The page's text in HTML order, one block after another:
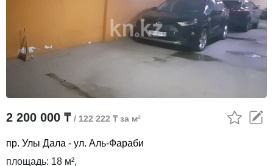
2 200 000 ₸ / 122 222 ₸ за м²
пр. Улы Дала - ул. Аль-Фараби
площадь: 18 м²,